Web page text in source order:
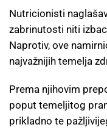
Nutricionisti
zabrinutosti niti
Naprotiv, ove
najvažnijih temelja
Prema njihovim
poput temeljitog
prikladno te